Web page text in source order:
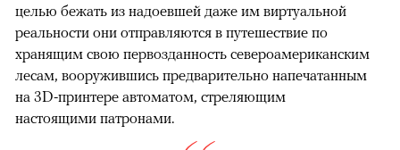
целью бежать из надоевшей даже им виртуальной
реальности они отправляются в путешествие по
хранящим свою первозданность североамериканским
лесам, вооружившись предварительно напечатанным
на 3D-принтере автоматом, стреляющим
настоящими патронами.